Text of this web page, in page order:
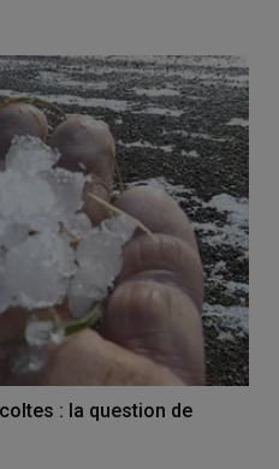
: la question de